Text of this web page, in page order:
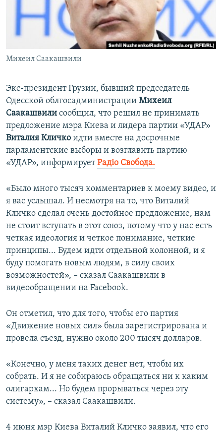
ПОБЕДИТЕЛЕЙ НЕ СУДЯТ?
КРЫМ.НЕПОКОРЕННЫЙ
УКРАИНСКАЯ ПРОБЛЕМА КРЫМА
ПРИСОЕДИНЯЙТЕСЬ!
Михеил Саакашвили
Экс-президент Грузии, бывший председатель
Одесской облгосадминистрации Михеил
Саакашвили сообщил, что решил не принимать
предложение мэра Киева и лидера партии «УДАР»
Виталия Кличко идти вместе на досрочные
парламентские выборы и возглавить партию
«УДАР», информируетРадіо Свобода.
«Было много тысяч комментариев к моему видео, и
я вас услышал. И несмотря на то, что Виталий
Кличко сделал очень достойное предложение, нам
не стоит вступать в этот союз, потому что у нас есть
четкая идеология и четкое понимание, четкие
принципы... Будем идти отдельной колонной, и я
буду помогать новым людям, в силу своих
возможностей», – сказал Саакашвили в
видеообращении на Facebook.
Он отметил, что для того, чтобы его партия
«Движение новых сил» была зарегистрирована и
провела съезд, нужно около 200 тысяч долларов.
«Конечно, у меня таких денег нет, чтобы их
собрать. И я не собираюсь обращаться ни к каким
олигархам... Но будем прорываться через эту
систему», – сказал Саакашвили.
4 июня мэр Киева Виталий Кличко заявил, что его